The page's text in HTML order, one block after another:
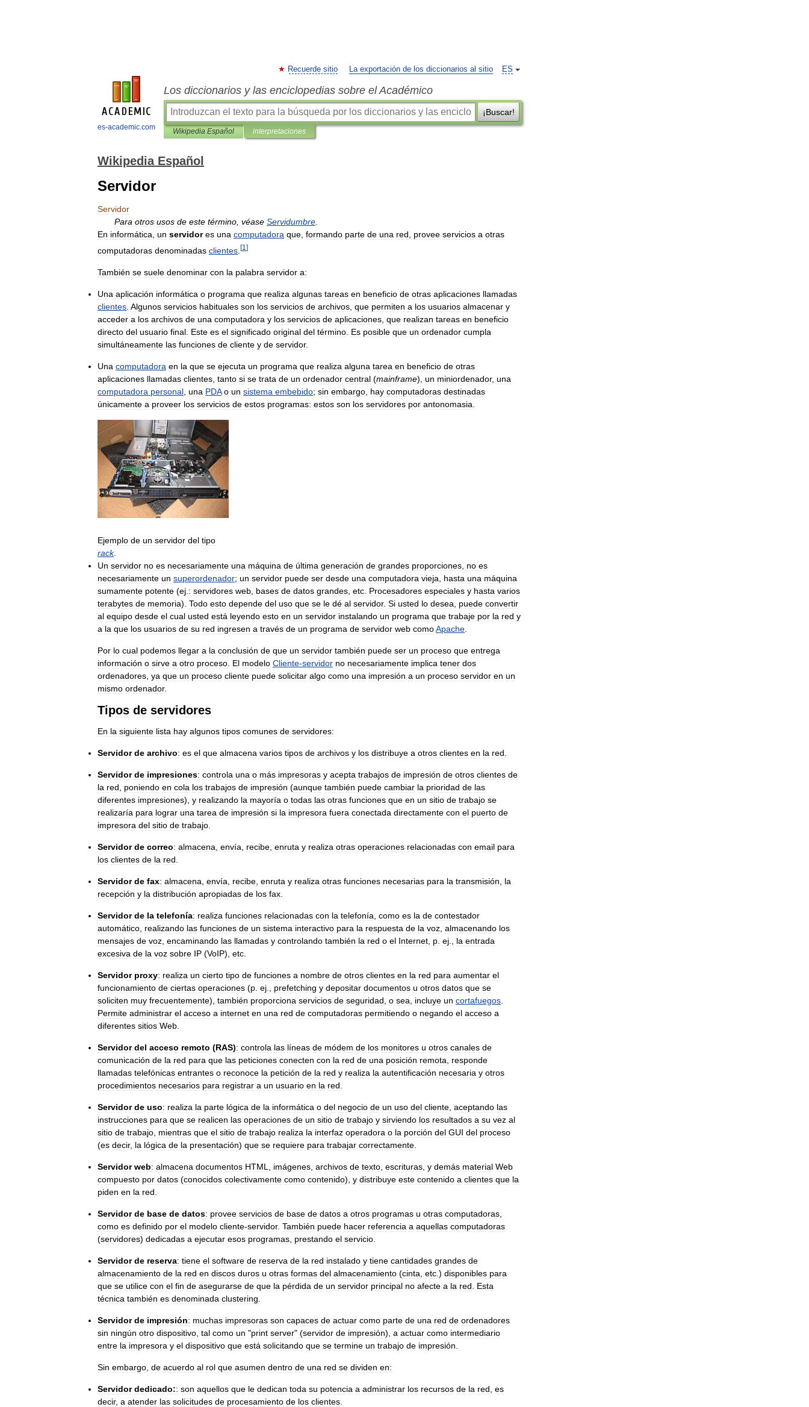
es-academic.com
ES
Recuerde sitio La exportación de los diccionarios al sitio
Los diccionarios y las enciclopedias sobre el Académico
¡Buscar!
Wikipedia Español interpretaciones
Wikipedia Español
Servidor
Servidor
Para otros usos de este término véase Servidumbre
En informática un servidor es una computadora que formando parte de una red provee servicios a otras
computadoras denominadas clientes [1 ]
También se suele denominar con la palabra servidor a:
Una aplicación informática o programa que realiza algunas tareas en beneficio de otras aplicaciones llamadas
clientes Algunos servicios habituales son los servicios de archivos que permiten a los usuarios almacenar y
acceder a los archivos de una computadora y los servicios de aplicaciones que realizan tareas en beneficio
directo del usuario final Este es el significado original del término Es posible que un ordenador cumpla
simultáneamente las funciones de cliente y de servidor.
Una computadora en la que se ejecuta un programa que realiza alguna tarea en beneficio de otras
aplicaciones llamadas clientes tanto si se trata de un ordenador central (mainframe), un miniordenador, una
computadora personal una PDA o un sistema embebido; sin embargo hay computadoras destinadas
únicamente a proveer los servicios de estos programas: estos son los servidores por antonomasia
Ejemplo de un servidor del tipo
rack.
Un servidor no es necesariamente una máquina de última generación de grandes proporciones no es
necesariamente un superordenador; un servidor puede ser desde una computadora vieja hasta una máquina
sumamente potente (ej : servidores web bases de datos grandes etc Procesadores especiales y hasta varios
terabytes de memoria). Todo esto depende del uso que se le dé al servidor. Si usted lo desea puede convertir
al equipo desde el cual usted está leyendo esto en un servidor instalando un programa que trabaje por la red y
a la que los usuarios de su red ingresen a través de un programa de servidor web comoApache
Por lo cual podemos llegar a la conclusión de que un servidor también puede ser un proceso que entrega
información o sirve a otro proceso El modelo Cliente-servidor no necesariamente implica tener dos
ordenadores ya que un proceso cliente puede solicitar algo como una impresión a un proceso servidor en un
mismo ordenador.
Tipos de servidores
En la siguiente lista hay algunos tipos comunes de servidores:
Servidor de archivo: es el que almacena varios tipos de archivos y los distribuye a otros clientes en la red
Servidor de impresiones: controla una o más impresoras y acepta trabajos de impresión de otros clientes de
la red poniendo en cola los trabajos de impresión (aunque también puede cambiar la prioridad de las
diferentes impresiones), y realizando la mayoría o todas las otras funciones que en un sitio de trabajo se
realizaría para lograr una tarea de impresión si la impresora fuera conectada directamente con el puerto de
impresora del sitio de trabajo
Servidor de correo: almacena envía recibe enruta y realiza otras operaciones relacionadas con email para
los clientes de la red
Servidor de fax: almacena envía recibe enruta y realiza otras funciones necesarias para la transmisión
la
recepción y la distribución apropiadas de los fax
Servidor de la telefonía: realiza funciones relacionadas con la telefonía como es la de contestador
automático realizando las funciones de un sistema interactivo para la respuesta de la voz almacenando los
mensajes de voz encaminando las llamadas y controlando también la red o el Internet p ej la entrada
excesiva de la voz sobre IP (VoIP), etc
Servidor proxy: realiza un cierto tipo de funciones a nombre de otros clientes en la red para aumentar el
funcionamiento de ciertas operaciones (p ej prefetching y depositar documentos u otros datos que se
soliciten muy frecuentemente), también proporciona servicios de seguridad o sea incluye un cortafuegos
Permite administrar el acceso a internet en una red de computadoras permitiendo o negando el acceso a
diferentes sitios Web
Servidor del acceso remoto (RAS): controla las líneas de módem de los monitores u otros canales de
comunicación de la red para que las peticiones conecten con la red de una posición remota
responde
llamadas telefónicas entrantes o reconoce la petición de la red y realiza la autentificación necesaria y otros
procedimientos necesarios para registrar a un usuario en la red
Servidor de uso: realiza la parte lógica de la informática o del negocio de un uso del cliente aceptando las
instrucciones para que se realicen las operaciones de un sitio de trabajo y sirviendo los resultados a su vez al
sitio de trabajo mientras que el sitio de trabajo realiza la interfaz operadora o la porción del GUI del proceso
(es decir, la lógica de la presentación) que se requiere para trabajar correctamente
Servidor web: almacena documentos HTML imágenes archivos de texto escrituras y demás material Web
compuesto por datos (conocidos colectivamente como contenido), y distribuye este contenido a clientes que la
piden en la red
Servidor de base de datos: provee servicios de base de datos a otros programas u otras computadoras
como es definido por el modelo cliente-servidor. También puede hacer referencia a aquellas computadoras
(servidores) dedicadas a ejecutar esos programas prestando el servicio
Servidor de reserva: tiene el software de reserva de la red instalado y tiene cantidades grandes de
almacenamiento de la red en discos duros u otras formas del almacenamiento (cinta etc .) disponibles para
que se utilice con el fin de asegurarse de que la pérdida de un servidor principal no afecte a la red
Esta
técnica también es denominada clustering
Servidor de impresión: muchas impresoras son capaces de actuar como parte de una red de ordenadores
sin ningún otro dispositivo tal como un "print server" (servidor de impresión), a actuar como intermediario
entre la impresora y el dispositivo que está solicitando que se termine un trabajo de impresión
Sin embargo de acuerdo al rol que asumen dentro de una red se dividen en:
Servidor dedicado:: son aquellos que le dedican toda su potencia a administrar los recursos de la red es
decir, a atender las solicitudes de procesamiento de los clientes